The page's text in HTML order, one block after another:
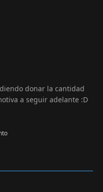
donar la cantidad
a seguir adelante :D